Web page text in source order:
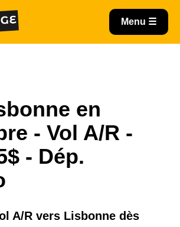
en
- Vol A/R -
- Dép.
A/R vers Lisbonne dès